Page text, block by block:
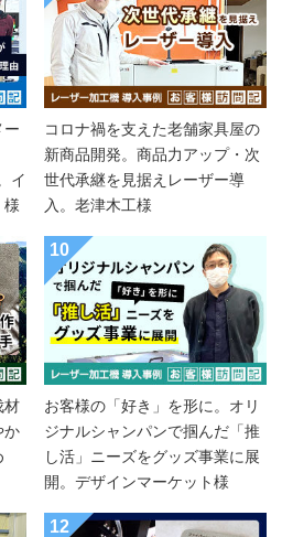
ー
イ
様
コロナ禍を支えた老舗家具屋の
新商品開発。商品力アップ・次
世代承継を見据えレーザー導
入。老津木工様
材
か
10
お客様の「好き」を形に。オリ
ジナルシャンパンで掴んだ「推
し活」ニーズをグッズ事業に展
開。デザインマーケット様
12